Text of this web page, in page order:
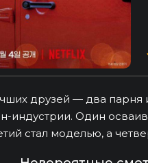
друзей — два парня
индустрии. Один
стал моделью, а